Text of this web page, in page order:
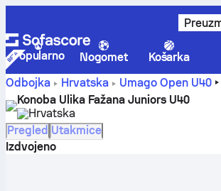
Popularno Nogomet Košarka
Odbojka
Hrvatska Umago Open U40
Fažana Juniors U40 - rezultati uživo,
poredak | Sofascore
Konoba Ulika Fažana Juniors U40
Hrvatska
Pregled Utakmice
Izdvojeno